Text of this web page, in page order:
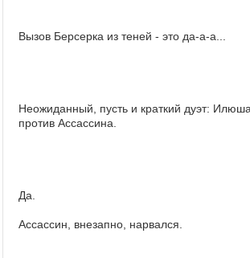
Вызов Берсерка из теней - это да-а-а...
Неожиданный, пусть и краткий дуэт:
против Ассассина.
Да.
Ассассин, внезапно, нарвался.